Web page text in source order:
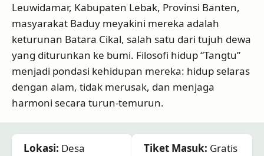
Leuwidamar, Kabupaten Lebak, Provinsi Banten,
masyarakat Baduy meyakini mereka adalah
keturunan Batara Cikal, salah satu dari tujuh dewa
yang diturunkan ke bumi. Filosofi hidup “Tangtu”
menjadi pondasi kehidupan mereka: hidup selaras
dengan alam, tidak merusak, dan menjaga
harmoni secara turun-temurun.
Lokasi: Desa
Tiket Masuk: Gratis